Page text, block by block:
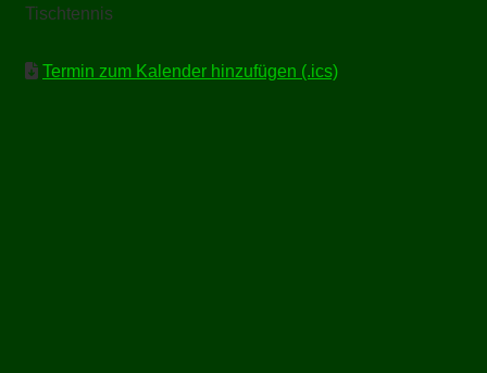
Tischtennis
Termin zum Kalender hinzufügen (.ics)